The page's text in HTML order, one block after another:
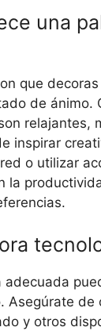
una
que
de ánimo.
relajantes,
inspirar
o utilizar
la
adecuada
Asegúrate de
y otros